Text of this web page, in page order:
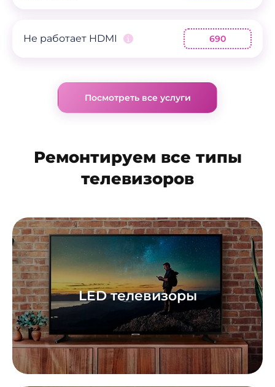
Не работает HDMI 690
Посмотреть все услуги
Ремонтируем все типы
телевизоров
LED телевизоры